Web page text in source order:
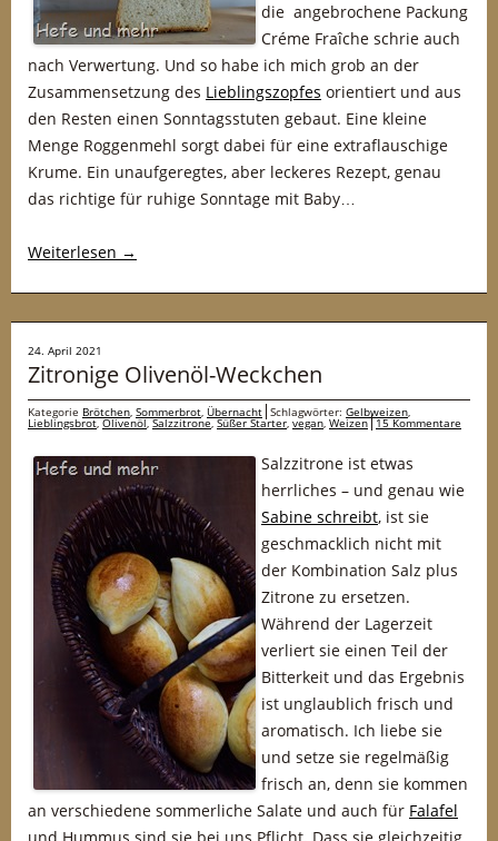
die angebrochene Packung
Créme Fraîche schrie auch
nach Verwertung. Und so habe ich mich grob an der
Zusammensetzung des Lieblingszopfes orientiert und aus
den Resten einen Sonntagsstuten gebaut. Eine kleine
Menge Roggenmehl sorgt dabei für eine extraflauschige
Krume. Ein unaufgeregtes, aber leckeres Rezept, genau
das richtige für ruhige Sonntage mit Baby…
Weiterlesen →
24. April 2021
Zitronige Olivenöl-Weckchen
Kategorie Brötchen, Sommerbrot, Übernacht Schlagwörter: Gelbweizen,
Lieblingsbrot,Olivenöl,Salzzitrone,Süßer Starter, vegan, Weizen 15 Kommentare
Salzzitrone ist etwas
herrliches – und genau wie
Sabine schreibt, ist sie
geschmacklich nicht mit
der Kombination Salz plus
Zitrone zu ersetzen.
Während der Lagerzeit
verliert sie einen Teil der
Bitterkeit und das Ergebnis
ist unglaublich frisch und
aromatisch. Ich liebe sie
und setze sie regelmäßig
frisch an, denn sie kommen
an verschiedene sommerliche Salate und auch für Falafel